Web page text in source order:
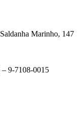
Marinho, 147
9-7108-0015